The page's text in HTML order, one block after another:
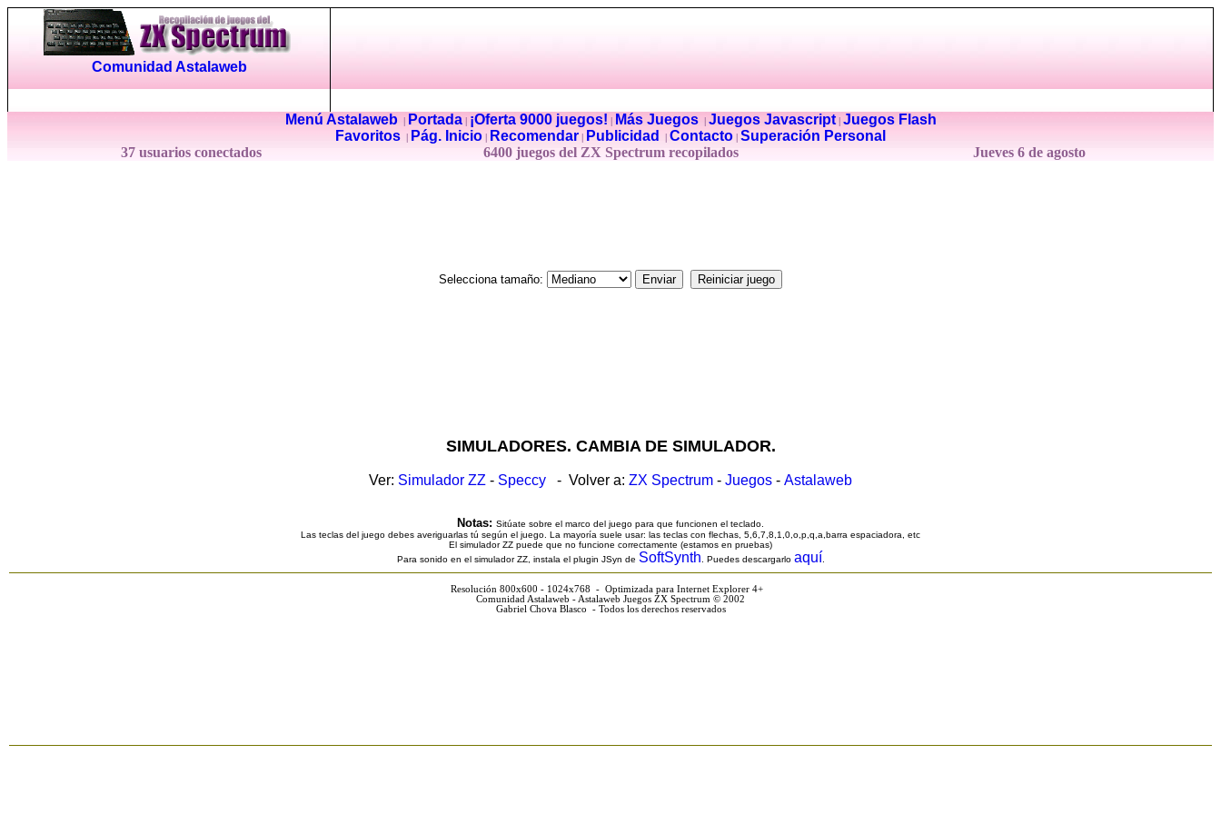
Comunidad Astalaweb
Menú Astalaweb| Portada| ¡Oferta 9000 juegos! Más Juegos| Juegos Javascript| Juegos Flash
Favoritos
Pág. Inicio Recomendar Publicidad Contacto Superación Personal
37 usuarios conectados
6400 juegos del ZX Spectrum recopilados Jueves 6 de agosto
Selecciona tamaño:
SIMULADORES. CAMBIA DE SIMULADOR.
Ver: Simulador ZZ - Speccy - Volver a: ZX Spectrum - Juegos - Astalaweb
Notas: Sitúate sobre el marco del juego para que funcionen el teclado.
Las teclas del juego debes averiguarlas tú según el juego. La mayoría suele usar: las teclas con flechas, 5,6,7,8,1,0,o,p,q,a,barra espaciadora, etc
El simulador ZZ puede que no funcione correctamente (estamos en pruebas)
Para sonido en el simulador ZZ, instala el plugin JSyn de SoftSynth . Puedes descargarlo aquí
Resolución 800x600 - 1024x768 - Optimizada para Internet Explorer 4+
Comunidad Astalaweb - Astalaweb Juegos ZX Spectrum © 2002
Gabriel Chova Blasco - Todos los derechos reservados